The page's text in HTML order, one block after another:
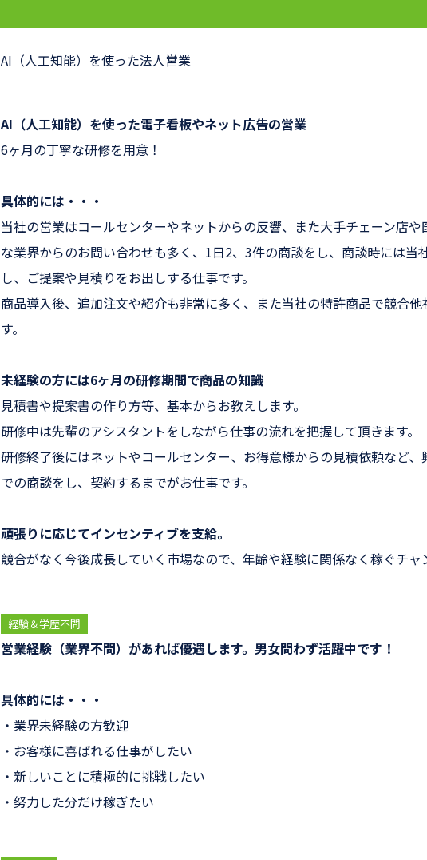
AI（人工知能）を使った法人営業
AI（人工知能）を使った電子看板やネット広告の営業
6ヶ月の丁寧な研修を用意！
具体的には・・・
当社の営業はコールセンターやネットからの反響、また大手チェーン店
な業界からのお問い合わせも多く、1日2、3件の商談をし、商談時には
し、ご提案や見積りをお出しする仕事です。
商品導入後、追加注文や紹介も非常に多く、また当社の特許商品で競合
す。
未経験の方には6ヶ月の研修期間で商品の知識
見積書や提案書の作り方等、基本からお教えします。
研修中は先輩のアシスタントをしながら仕事の流れを把握して頂きます。
研修終了後にはネットやコールセンター、お得意様からの見積依頼など
での商談をし、契約するまでがお仕事です。
頑張りに応じてインセンティブを支給。
競合がなく今後成長していく市場なので、年齢や経験に関係なく稼ぐチ
経験＆学歴不問
営業経験（業界不問）があれば優遇します。男女問わず活躍中です！
具体的には・・・
・業界未経験の方歓迎
・お客様に喜ばれる仕事がしたい
・新しいことに積極的に挑戦したい
・努力した分だけ稼ぎたい